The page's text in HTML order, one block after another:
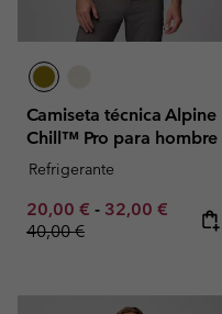
Camiseta técnica Alpine
Chill™ Pro para hombre
Refrigerante
Minimum sale price:
20,00 € - Maximum
32,00 €
40,00 €